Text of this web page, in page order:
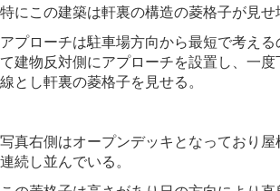
特にこの建築は軒裏の構造の菱格子が見せ
アプローチは駐車場方向から最短で考える
て建物反対側にアプローチを設置し、一
線とし軒裏の菱格子を見せる。
写真右側はオープンデッキとなっており
連続し並んでいる。